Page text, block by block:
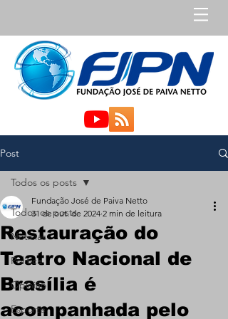
Post
Todos os posts
Notícias
Política
Opinião
Esporte
Todos os posts
Restauração do
Teatro Nacional de
Brasília é
acompanhada pelo
Fundação José de Paiva Netto
31 de out. de 2024 2 min de leitura